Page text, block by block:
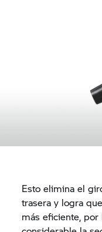
Esto elimina el
trasera y logra
más eficiente,